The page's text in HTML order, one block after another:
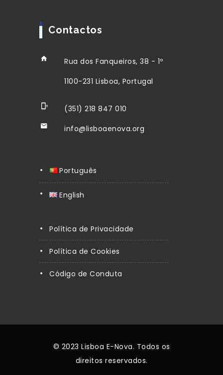
Contactos
Rua dos Fanqueiros, 38 - 1º
1100-231 Lisboa, Portugal
(351) 218 847 010
info@lisboaenova.org
Português
English
Política de Privacidade
Política de Cookies
Código de Conduta
© 2023 Lisboa E-Nova. Todos os
direitos reservados.